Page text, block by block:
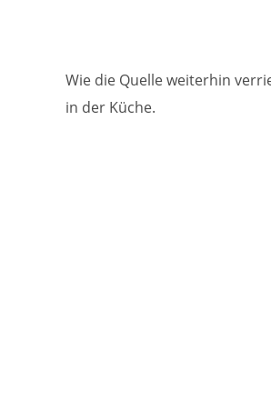
Wie die Quelle weiterhin
in der Küche.